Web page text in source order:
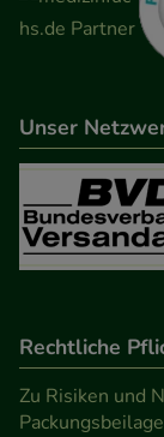
Unser
Rechtliche
Zu Risiken und